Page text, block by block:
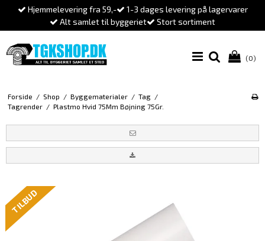
Hjemmelevering fra 59,-
1-3 dages levering på lagervarer
Alt samlet til byggeriet
Stort sortiment
(0)
Forside / Shop / Byggematerialer / Tag /
Tagrender / Plastmo Hvid 75Mm Bøjning 75Gr.
TILBUD